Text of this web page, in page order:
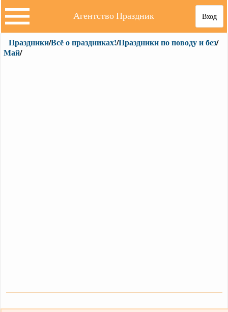
Вход
Агентство Праздник
Праздники/Всё о праздниках!/Праздники по поводу и без/
Май/